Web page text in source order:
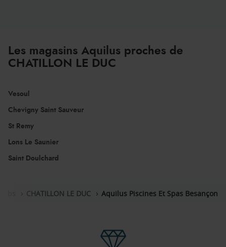
Les magasins Aquilus proches de
CHATILLON LE DUC
Vesoul
Chevigny Saint Sauveur
St Remy
Lons Le Saunier
Saint Doulchard
CHATILLON LE DUC Aquilus Piscines Et Spas Besançon